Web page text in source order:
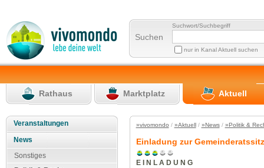
Suchen
Suchwort/Suchbegriff
nur in Kanal Aktuell suchen
Rathaus Marktplatz Aktuell
Veranstaltungen
News
Sonstiges
»vivomondo / »Aktuell/ »News/ »Politik &
Einladung zur
E I N L A D U N G